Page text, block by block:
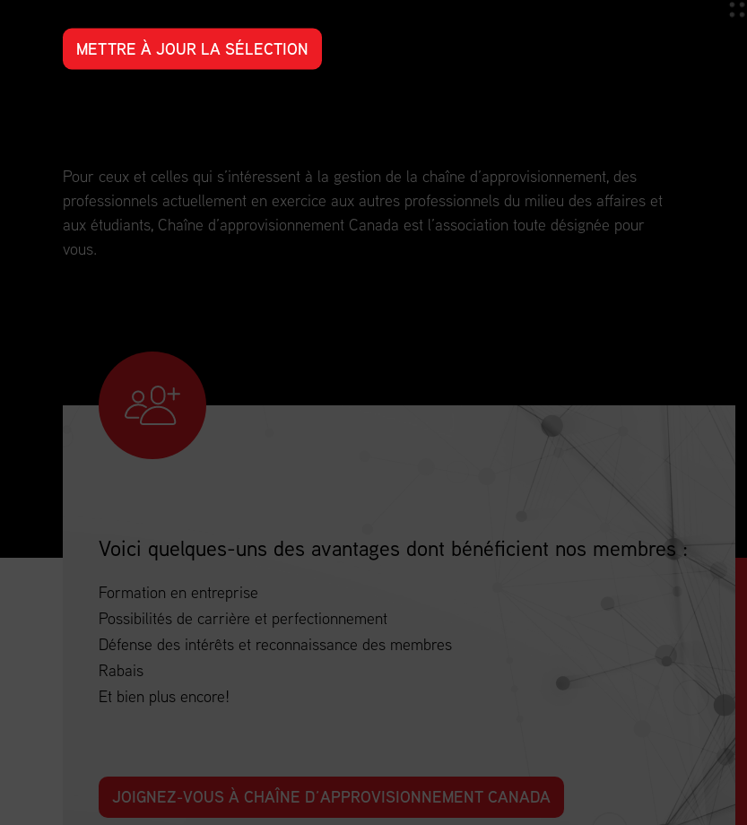
Pour ceux et celles qui s’intéressent à la gestion de la chaîne d’approvisionnement, des
professionnels actuellement en exercice aux autres professionnels du milieu des affaires et
aux étudiants, Chaîne d’approvisionnement Canada est l’association toute désignée pour
vous.
Voici quelques-uns des avantages dont bénéficient nos membres :
Formation en entreprise
Possibilités de carrière et perfectionnement
Défense des intérêts et reconnaissance des membres
Rabais
Et bien plus encore!
JOIGNEZ-VOUS À CHAÎNE D’APPROVISIONNEMENT CANADA
METTRE À JOUR LA SÉLECTION